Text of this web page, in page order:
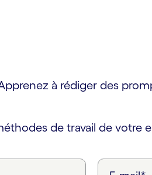
à rédiger des
de travail de votre